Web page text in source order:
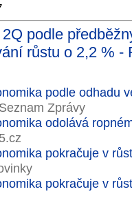
podle
růstu o 2,2 % -
podle odhadu
Seznam Zprávy
odolává
pokračuje v
pokračuje v